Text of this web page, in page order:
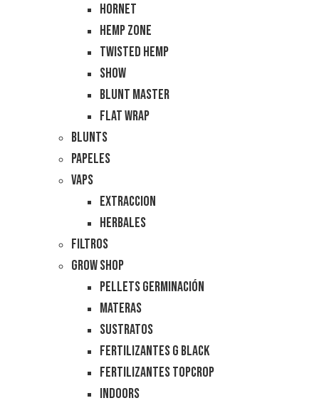
Hornet
Hemp Zone
Twisted Hemp
Show
Blunt Master
Flat Wrap
Blunts
Papeles
Vaps
Extraccion
Herbales
Filtros
Grow Shop
Pellets Germinación
Materas
Sustratos
Fertilizantes G Black
Fertilizantes Topcrop
Indoors